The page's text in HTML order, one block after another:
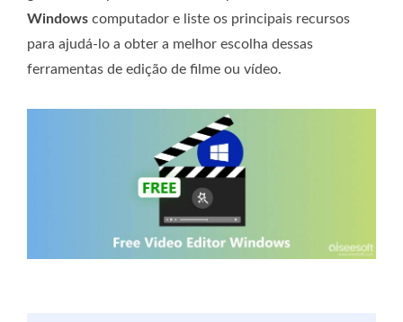
Windows computador e liste os principais recursos
para ajudá-lo a obter a melhor escolha dessas
ferramentas de edição de filme ou vídeo.